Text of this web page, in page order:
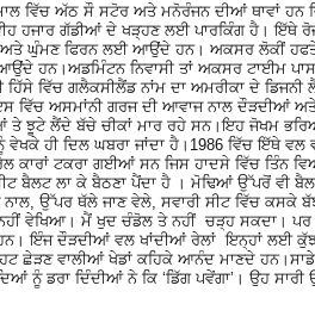
ਵਿੱਚ ਅੱਠ ਸੌ ਸਟੋਰ ਅਤੇ ਮਨੋਰੰਜਨ ਦੀਆਂ ਥਾਵਾਂ ਹਨ
ਹਜਾਰ ਗੱਡੀਆਂ ਦੇ ਖੜ੍ਹਣ ਲਈ ਪਾਰਕਿੰਗ ਹੈ। ਇੱਥੇ
ਘੁੰਮਣ ਫਿਰਨ ਲਈ ਆਉਂਦੇ ਹਨ। ਅਕਸਰ ਲੋਕੀਂ
ਹਨ।ਅਡਮਿੰਟਨ ਨਿਵਾਸੀ ਤਾਂ ਅਕਸਰ ਟਾਈਮ
ਹਿੱਸੇ ਵਿੱਚ ਗਲੈਕਸੀਲੈਂਡ ਨਾਂਮ ਦਾ ਅਮਰੀਕਾ ਦੇ
ਵਿੱਚ ਅਸਮਾਂਨੀ ਗਰਜ ਦੀ ਆਵਾਜ ਨਾਲ ਦੌੜਦੀਆਂ
ਤੇ ਝੂਟੇ ਲੈਂਦੇ ਬੱਚੇ ਚੀਕਾਂ ਮਾਰ ਰਹੇ ਸਨ।ਇਹ ਜੋਖਮ
ਵੇਖਕੇ ਹੀ ਦਿਲ ਘਬਰਾ ਜਾਂਦਾ ਹੈ।1986 ਵਿੱਚ ਇੱਥੇ
ਕਾਰਾਂ ਟਕਰਾ ਗਈਆਂ ਸਨ ਜਿਸ ਹਾਦਸੇ ਵਿੱਚ ਤਿੰਨ
ਬੈਲਟ ਲਾ ਕੇ ਬੈਠਣਾ ਪੈਂਦਾ ਹੈ । ਮੋਢਿਆਂ ਉੱਪਰੋਂ ਵੀ
ਨਾਲ, ਉੱਪਰ ਥੱਲੇ ਜਾਣ ਵੇਲੇ, ਸਵਾਰੀ ਸੀਟ ਵਿੱਚ ਕਸਕੇ
ਵੇਖਿਆ। ਮੈਂ ਖੁਦ ਚੰਡੋਲ ਤੇ ਨਹੀਂ ਚੜ੍ਹ ਸਕਦਾ। ਪਰ
ਇੰਜ ਦੌੜਦੀਆਂ ਵਲ ਖਾਂਦੀਆਂ ਰੇਲਾਂ ਇਨ੍ਹਾਂ ਲਈ ਕੁੱਝ
ਛੇੜਣ ਵਾਲੀਆਂ ਖੇਡਾਂ ਕਹਿਕੇ ਆਨੰਦ ਮਾਣਦੇ
ਨੂੰ ਡਰਾ ਦਿੰਦੀਆਂ ਨੇ ਕਿ ‘ਡਿੱਗ ਪਵੇਂਗਾ’। ਉਹ